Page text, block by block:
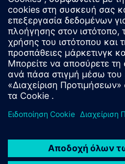
API ενσωμάτωσης
Πρόσβαση διαχειριστή
Ενημερώσεις λογισμικού
Υποδομή δικτύου
Πρωτόκολλα ασφαλείας
Βάση δεδομένων χρηστών
Πρωτόκολλα ελέγχου ταυτότητας